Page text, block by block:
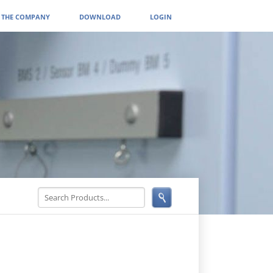
THE COMPANY DOWNLOAD LOGIN